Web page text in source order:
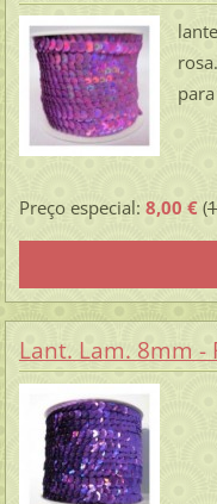
Preço especial: 8,00 €(
Lant. Lam. 8mm -